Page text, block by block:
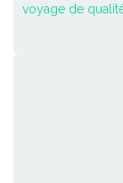
voyage de